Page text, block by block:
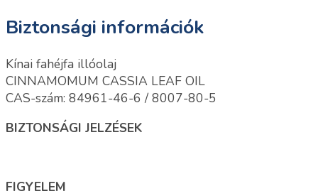
Biztonsági információk
Kínai fahéjfa illóolaj
CINNAMOMUM CASSIA LEAF OIL
CAS-szám: 84961-46-6 / 8007-80-5
BIZTONSÁGI JELZÉSEK
FIGYELEM